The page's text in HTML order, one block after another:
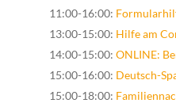
11:00-16:00:
13:00-15:00: Hilfe am
14:00-15:00: ONLINE:
15:00-16:00: Deutsch-
15:00-18:00: